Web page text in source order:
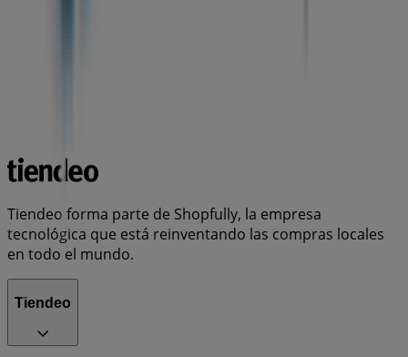
Tiendeo forma parte de Shopfully, la empresa
tecnológica que está reinventando las compras locales
en todo el mundo.
Tiendeo